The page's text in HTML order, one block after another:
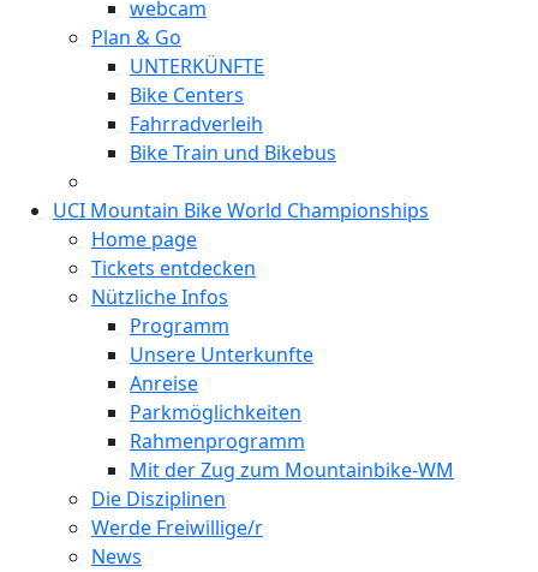
webcam
Plan & Go
UNTERKÜNFTE
Bike Centers
Fahrradverleih
Bike Train und Bikebus
UCI Mountain Bike World Championships
Home page
Tickets entdecken
Nützliche Infos
Programm
Unsere Unterkunfte
Anreise
Parkmöglichkeiten
Rahmenprogramm
Mit der Zug zum Mountainbike-WM
Die Disziplinen
Werde Freiwillige/r
News